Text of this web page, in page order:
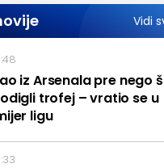
Vidi
iz Arsenala pre nego
trofej – vratio se u
ligu